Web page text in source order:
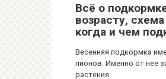
Всё о
возрасту,
когда и чем
Весенняя подкормка
пионов. Именно от нее
растения